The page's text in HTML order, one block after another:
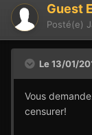
Guest
Posté(e)
Le 13/01/
Vous
censurer!